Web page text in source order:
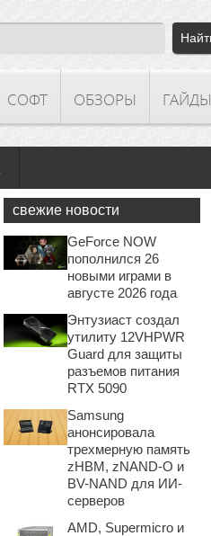
СОФТ ОБЗОРЫ ГАЙДЫ
свежие новости
GeForce NOW
пополнился 26
новыми играми в
августе 2026 года
Энтузиаст создал
утилиту 12VHPWR
Guard для защиты
разъемов питания
RTX 5090
Samsung
анонсировала
трехмерную память
zHBM, zNAND-O и
BV-NAND для ИИ-
серверов
AMD, Supermicro и